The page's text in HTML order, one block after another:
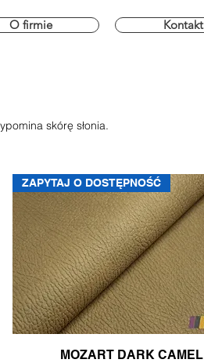
O firmie Kontakt
skórę słonia.
ZAPYTAJ O DOSTĘPNOŚĆ
MOZART DARK CAMEL